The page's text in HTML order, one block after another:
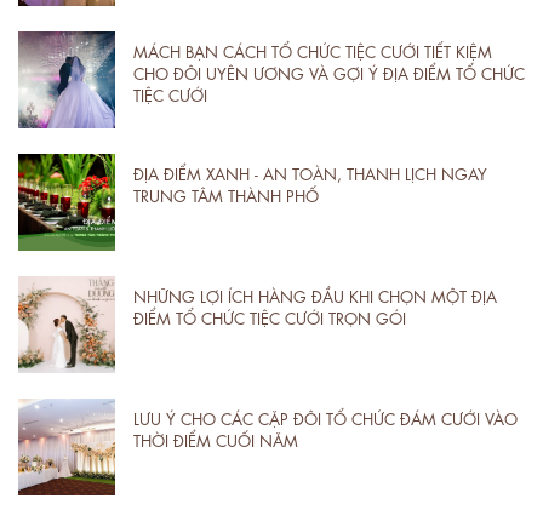
MÁCH BẠN CÁCH TỔ CHỨC TIỆC CƯỚI TIẾT KIỆM
CHO ĐÔI UYÊN ƯƠNG VÀ GỢI Ý ĐỊA ĐIỂM TỔ CHỨC
TIỆC CƯỚI
ĐỊA ĐIỂM XANH - AN TOÀN, THANH LỊCH NGAY
TRUNG TÂM THÀNH PHỐ
NHỮNG LỢI ÍCH HÀNG ĐẦU KHI CHỌN MỘT ĐỊA
ĐIỂM TỔ CHỨC TIỆC CƯỚI TRỌN GÓI
LƯU Ý CHO CÁC CẶP ĐÔI TỔ CHỨC ĐÁM CƯỚI VÀO
THỜI ĐIỂM CUỐI NĂM